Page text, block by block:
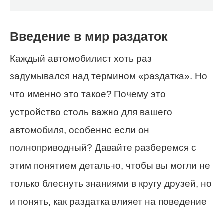
Введение в мир раздаток
Каждый автомобилист хоть раз
задумывался над термином «раздатка». Но
что именно это такое? Почему это
устройство столь важно для вашего
автомобиля, особенно если он
полноприводный? Давайте разберемся с
этим понятием детально, чтобы вы могли не
только блеснуть знаниями в кругу друзей, но
и понять, как раздатка влияет на поведение